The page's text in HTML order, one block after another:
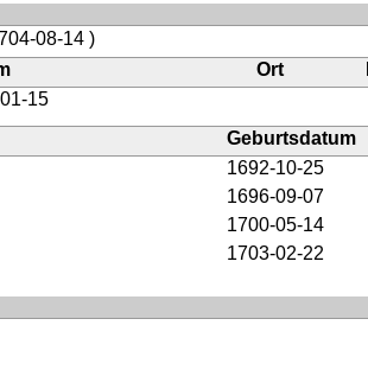
08-14 )
Ort
15
Geburtsdatum
1692-10-25
1696-09-07
1700-05-14
1703-02-22